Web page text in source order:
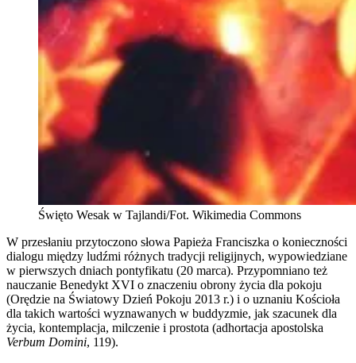
Święto Wesak w Tajlandi/Fot. Wikimedia Commons
W przesłaniu przytoczono słowa Papieża Franciszka o konieczności
dialogu między ludźmi różnych tradycji religijnych, wypowiedziane
w pierwszych dniach pontyfikatu (20 marca). Przypomniano też
nauczanie Benedykt XVI o znaczeniu obrony życia dla pokoju
(Orędzie na Światowy Dzień Pokoju 2013 r.) i o uznaniu Kościoła
dla takich wartości wyznawanych w buddyzmie, jak szacunek dla
życia, kontemplacja, milczenie i prostota (adhortacja apostolska
Verbum Domini, 119).